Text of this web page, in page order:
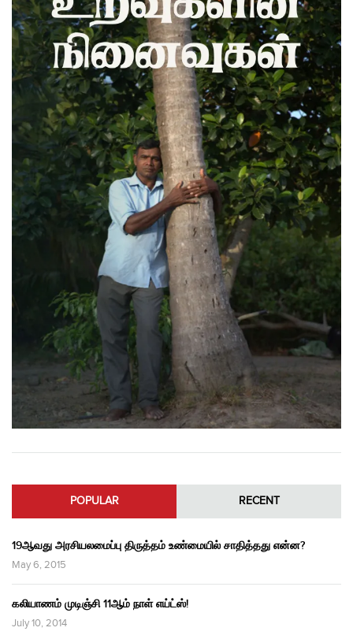
POPULAR RECENT
19ஆவது அரசியலமைப்பு திருத்தம் உண்மையில் சாதித்தது என்ன?
May 6, 2015
கலியாணம் முடிஞ்சி 11ஆம் நாள் எய்ட்ஸ்!
July 10, 2014